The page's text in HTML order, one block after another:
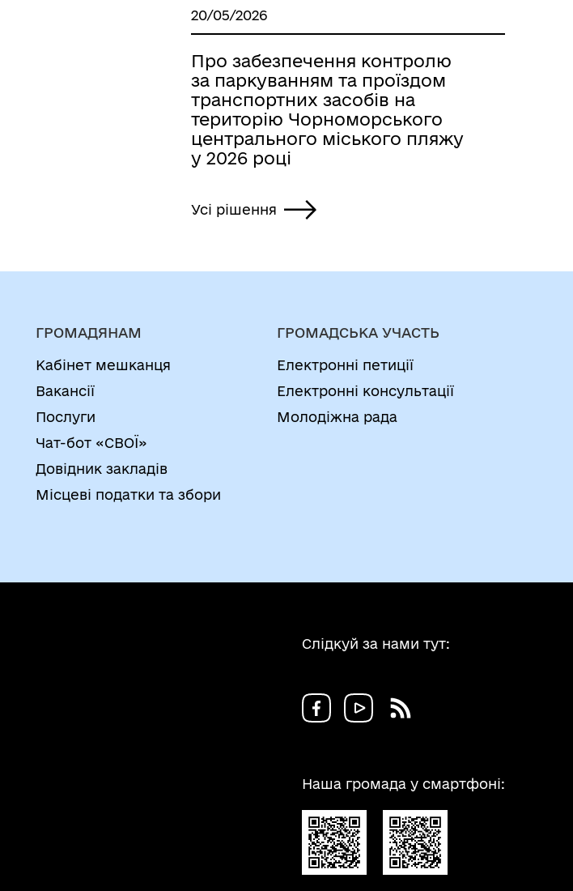
20/05/2026
Про забезпечення контролю
за паркуванням та проїздом
транспортних засобів на
територію Чорноморського
центрального міського пляжу
у 2026 році
Усі рішення
ГРОМАДЯНАМ
Кабінет мешканця
Вакансії
Послуги
Чат-бот «СВОЇ»
Довідник закладів
Місцеві податки та збори
ГРОМАДСЬКА УЧАСТЬ
Електронні петиції
Електронні консультації
Молодіжна рада
Слідкуй за нами тут:
Наша громада у смартфоні: